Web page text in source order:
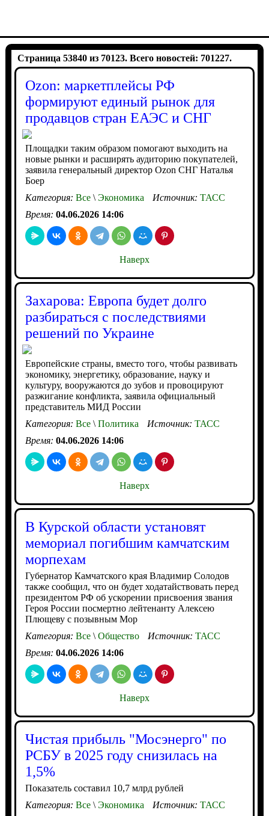
Страница 53840 из 70123. Всего новостей: 701227.
Ozon: маркетплейсы РФ
формируют единый рынок для
продавцов стран ЕАЭС и СНГ
Площадки таким образом помогают выходить на
новые рынки и расширять аудиторию покупателей,
заявила генеральный директор Ozon СНГ Наталья
Боер
Категория: Все\Экономика Источник: ТАСС
Время: 04.06.2026 14:06
Наверх
Захарова: Европа будет долго
разбираться с последствиями
решений по Украине
Европейские страны, вместо того, чтобы развивать
экономику, энергетику, образование, науку и
культуру, вооружаются до зубов и провоцируют
разжигание конфликта, заявила официальный
представитель МИД России
Категория: Все\Политика Источник: ТАСС
Время: 04.06.2026 14:06
Наверх
В Курской области установят
мемориал погибшим камчатским
морпехам
Губернатор Камчатского края Владимир Солодов
также сообщил, что он будет ходатайствовать перед
президентом РФ об ускорении присвоения звания
Героя России посмертно лейтенанту Алексею
Плющеву с позывным Мор
Категория: Все\Общество Источник: ТАСС
Время: 04.06.2026 14:06
Наверх
Чистая прибыль "Мосэнерго" по
РСБУ в 2025 году снизилась на
1,5%
Показатель составил 10,7 млрд рублей
Категория: Все\Экономика Источник: ТАСС